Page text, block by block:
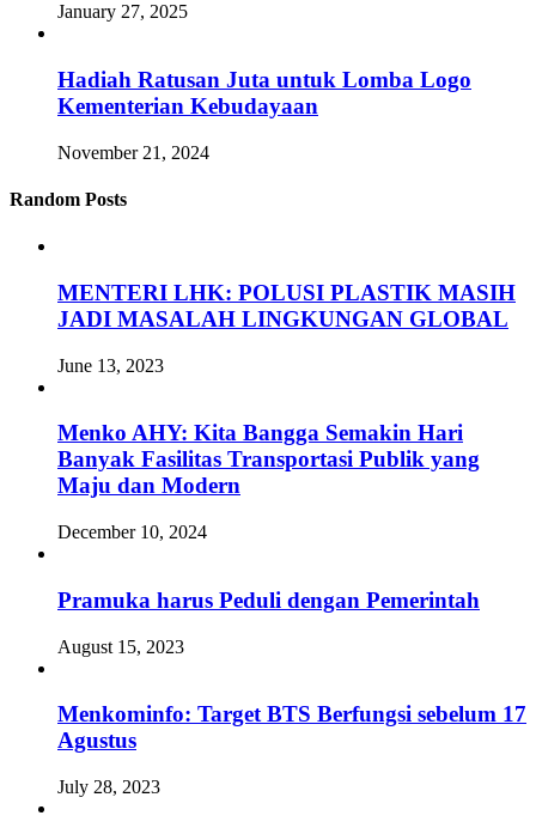
January 27, 2025
Hadiah Ratusan Juta untuk Lomba Logo
Kementerian Kebudayaan
November 21, 2024
Random Posts
MENTERI LHK: POLUSI PLASTIK MASIH
JADI MASALAH LINGKUNGAN GLOBAL
June 13, 2023
Menko AHY: Kita Bangga Semakin Hari
Banyak Fasilitas Transportasi Publik yang
Maju dan Modern
December 10, 2024
Pramuka harus Peduli dengan Pemerintah
August 15, 2023
Menkominfo: Target BTS Berfungsi sebelum 17
Agustus
July 28, 2023